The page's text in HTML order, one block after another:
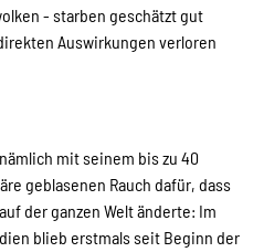
- starben geschätzt gut
Auswirkungen verloren
mit seinem bis zu 40
geblasenen Rauch dafür, dass
der ganzen Welt änderte: Im
blieb erstmals seit Beginn der